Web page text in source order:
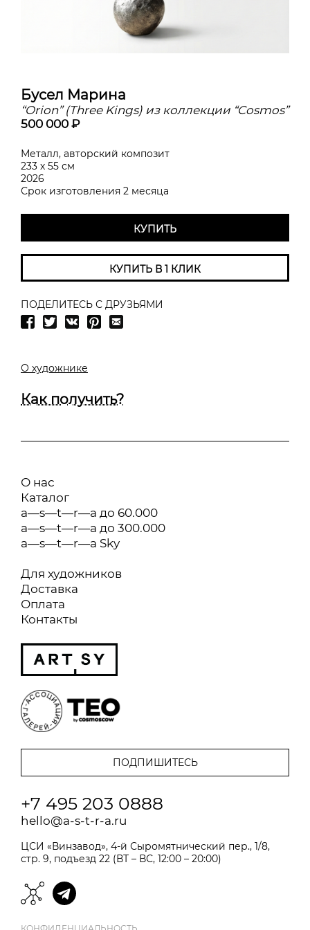
Бусел Марина
“Orion” (Three Kings) из коллекции “Cosmos”
500 000 ₽
Металл, авторский композит
233 х 55 см
2026
Срок изготовления 2 месяца
КУПИТЬ
КУПИТЬ В 1 КЛИК
ПОДЕЛИТЕСЬ С ДРУЗЬЯМИ
О художнике
Как получить?
О нас
Каталог
a—s—t—r—a до 60.000
a—s—t—r—a до 300.000
a—s—t—r—a Sky
Для художников
Доставка
Оплата
Контакты
+7 495 203 0888
hello@a-s-t-r-a.ru
ЦСИ «Винзавод», 4-й Сыромятнический пер., 1/8,
стр. 9, подъезд 22 (ВТ – ВС, 12:00 – 20:00)